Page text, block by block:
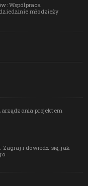
Współpraca
młodzieży
projektem
Zagraj i dowiedz się, jak